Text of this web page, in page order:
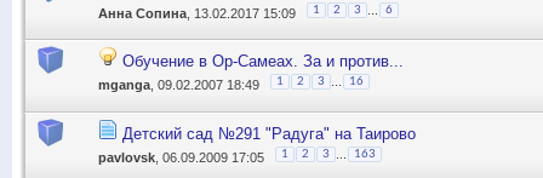
Анна Сопина , 13.02.2017 15:09 1 2 3 6
Обучение в Ор-Самеах. За и против...
mganga , 09.02.2007 18:49 1 2 3 16
Детский сад №291 "Радуга" на Таирово
pavlovsk , 06.09.2009 17:05 1 2 3 163